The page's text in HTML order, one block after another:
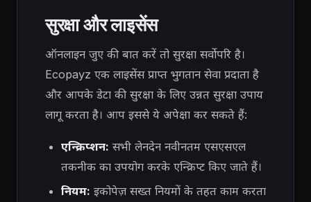
सुरक्षा और लाइसेंस
ऑनलाइन जुए की बात करें तो सुरक्षा सर्वोपरि है।
Ecopayz एक लाइसेंस प्राप्त भुगतान सेवा प्रदाता है
और आपके डेटा की सुरक्षा के लिए उन्नत सुरक्षा उपाय
लागू करता है। आप इससे ये अपेक्षा कर सकते हैं:
एन्क्रिप्शन: सभी लेनदेन नवीनतम एसएसएल
तकनीक का उपयोग करके एन्क्रिप्ट किए जाते हैं।
नियम: इकोपेज़ सख्त नियमों के तहत काम करता